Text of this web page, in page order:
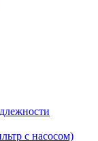
с насосом)